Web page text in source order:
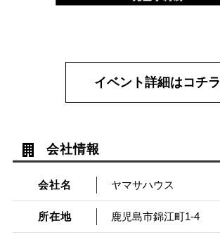
イベント詳細はコチラ
会社情報
会社名 ヤマサハウス
所在地 鹿児島市錦江町1-4